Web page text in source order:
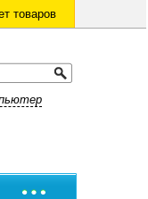
товаров